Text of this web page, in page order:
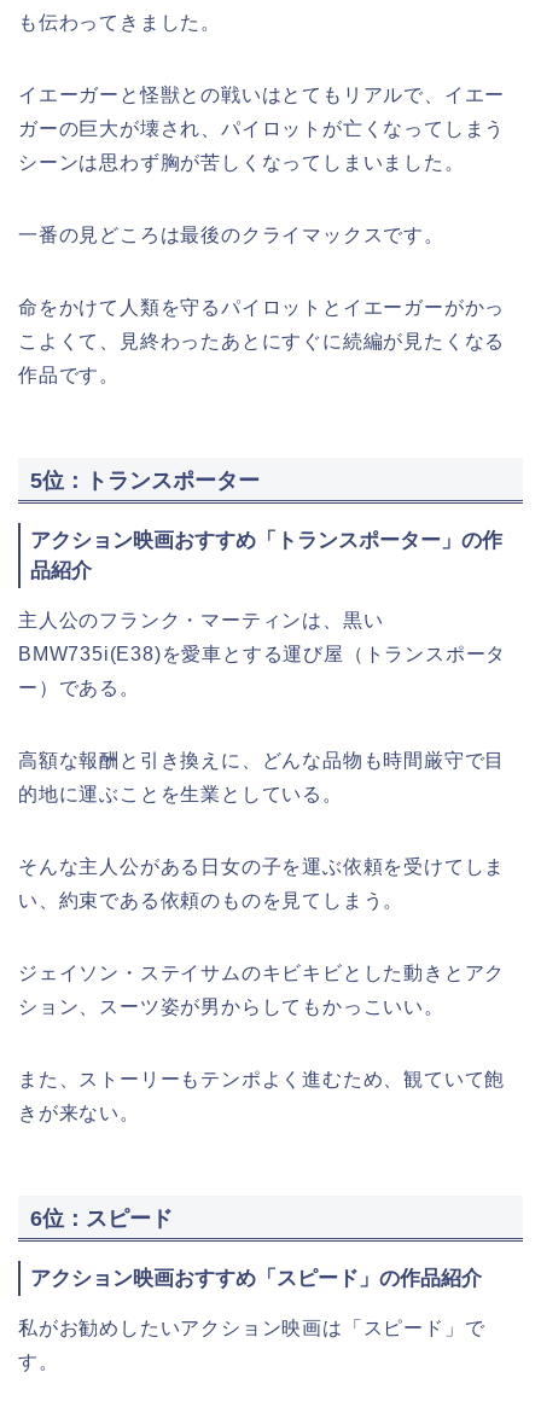
も伝わってきました。
イエーガーと怪獣との戦いはとてもリアルで、イエー
ガーの巨大が壊され、パイロットが亡くなってしまう
シーンは思わず胸が苦しくなってしまいました。
一番の見どころは最後のクライマックスです。
命をかけて人類を守るパイロットとイエーガーがかっ
こよくて、見終わったあとにすぐに続編が見たくなる
作品です。
5位：トランスポーター
アクション映画おすすめ「トランスポーター」の作
品紹介
主人公のフランク・マーティンは、黒い
BMW735i(E38)を愛車とする運び屋（トランスポータ
ー）である。
高額な報酬と引き換えに、どんな品物も時間厳守で目
的地に運ぶことを生業としている。
そんな主人公がある日女の子を運ぶ依頼を受けてしま
い、約束である依頼のものを見てしまう。
ジェイソン・ステイサムのキビキビとした動きとアク
ション、スーツ姿が男からしてもかっこいい。
また、ストーリーもテンポよく進むため、観ていて飽
きが来ない。
6位：スピード
アクション映画おすすめ「スピード」の作品紹介
私がお勧めしたいアクション映画は「スピード」で
す。